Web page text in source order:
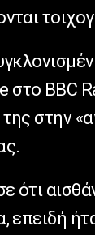
στο BBC
στην
ότι
επειδή